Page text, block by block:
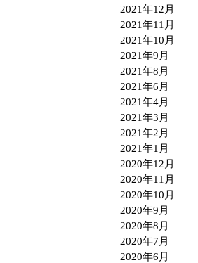
2021年12月
2021年11月
2021年10月
2021年9月
2021年8月
2021年6月
2021年4月
2021年3月
2021年2月
2021年1月
2020年12月
2020年11月
2020年10月
2020年9月
2020年8月
2020年7月
2020年6月